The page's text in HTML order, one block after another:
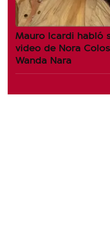
Mauro Icardi habló
video de Nora
Wanda Nara